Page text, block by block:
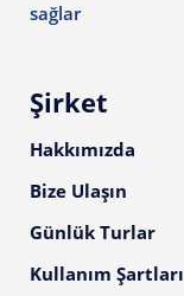
sağlar
Şirket
Hakkımızda
Bize Ulaşın
Günlük Turlar
Kullanım Şartları